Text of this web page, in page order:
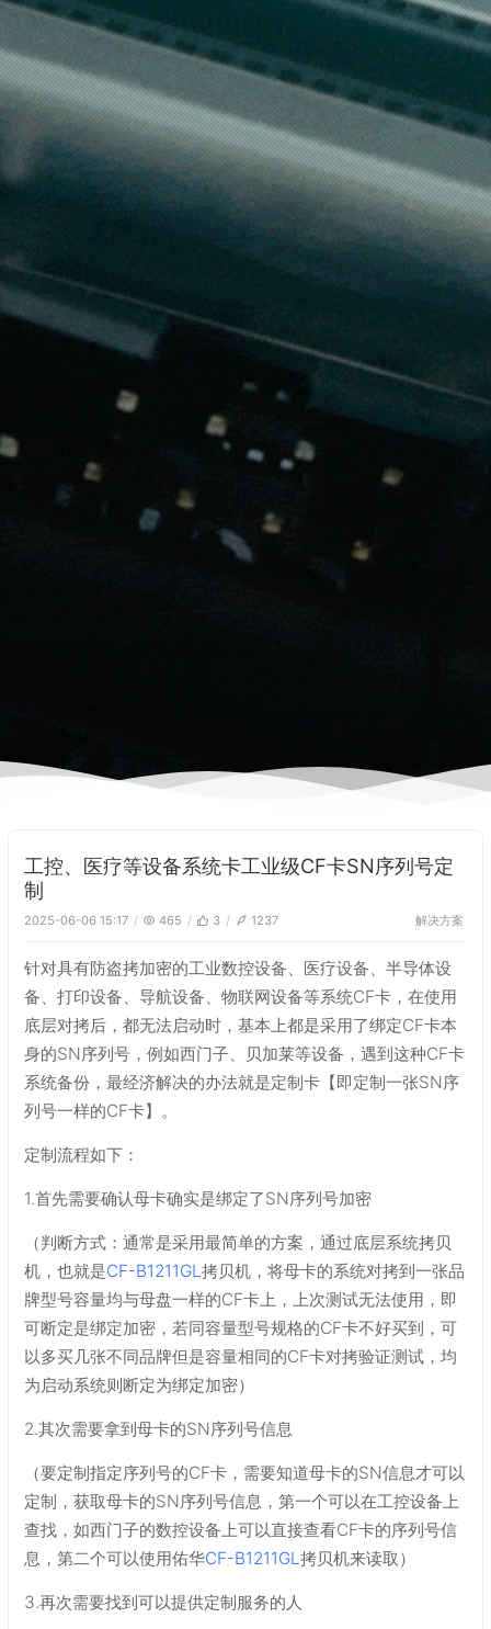
工控、医疗等设备系统卡工业级CF卡SN序列号定
制
2025-06-06 15:17 465 3 1237 解决方案
针对具有防盗拷加密的工业数控设备、医疗设备、半导体设
备、打印设备、导航设备、物联网设备等系统CF卡，在使用
底层对拷后，都无法启动时，基本上都是采用了绑定CF卡本
身的SN序列号，例如西门子、贝加莱等设备，遇到这种CF卡
系统备份，最经济解决的办法就是定制卡【即定制一张SN序
列号一样的CF卡】。
定制流程如下：
1.首先需要确认母卡确实是绑定了SN序列号加密
（判断方式：通常是采用最简单的方案，通过底层系统拷贝
机，也就是CF-B1211GL拷贝机，将母卡的系统对拷到一张品
牌型号容量均与母盘一样的CF卡上，上次测试无法使用，即
可断定是绑定加密，若同容量型号规格的CF卡不好买到，可
以多买几张不同品牌但是容量相同的CF卡对拷验证测试，均
为启动系统则断定为绑定加密）
2.其次需要拿到母卡的SN序列号信息
（要定制指定序列号的CF卡，需要知道母卡的SN信息才可以
定制，获取母卡的SN序列号信息，第一个可以在工控设备上
查找，如西门子的数控设备上可以直接查看CF卡的序列号信
息，第二个可以使用佑华CF-B1211GL拷贝机来读取）
3.再次需要找到可以提供定制服务的人